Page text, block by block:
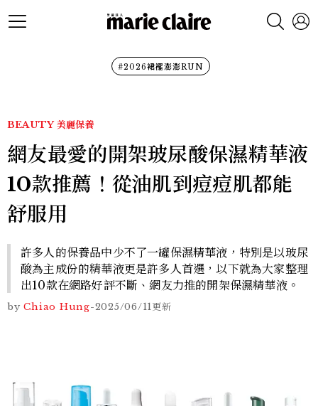
#2026裙襬澎澎RUN
BEAUTY 美麗保養
網友最愛的開架玻尿酸保濕精華液
10款推薦！從油肌到痘痘肌都能
舒服用
許多人的保養品中少不了一罐保濕精華液，特別是以玻尿
酸為主成份的精華液更是許多人首選，以下就為大家整理
出10款在網路好評不斷、網友力推的開架保濕精華液。
by Chiao Hung-2025/06/11更新